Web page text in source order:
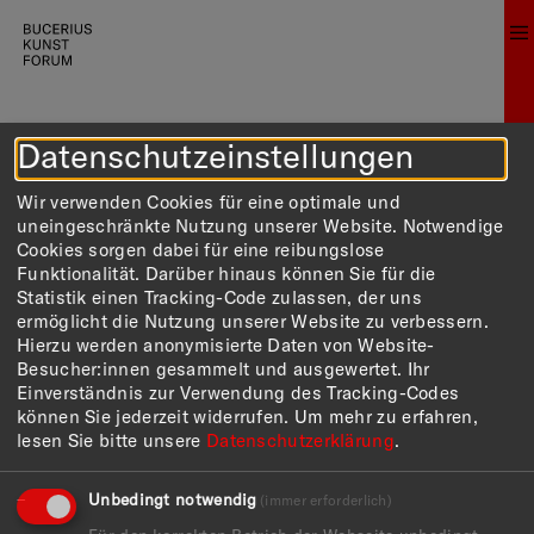
ANGEBOTE FÜR ERWACHSENE
ÖFFENTLICHE FÜHRUNGEN
CURATOR'S VIEW
SILENT STROLLS
SOUND STROLLS
Datenschutzeinstellungen
Wir verwenden Cookies für eine optimale und
uneingeschränkte Nutzung unserer Website. Notwendige
Cookies sorgen dabei für eine reibungslose
Funktionalität. Darüber hinaus können Sie für die
Statistik einen Tracking-Code zulassen, der uns
ermöglicht die Nutzung unserer Website zu verbessern.
Hierzu werden anonymisierte Daten von Website-
Besucher:innen gesammelt und ausgewertet. Ihr
Einverständnis zur Verwendung des Tracking-Codes
können Sie jederzeit widerrufen. Um mehr zu erfahren,
lesen Sie bitte unsere Datenschutzerklärung.
Unbedingt notwendig (immer erforderlich)